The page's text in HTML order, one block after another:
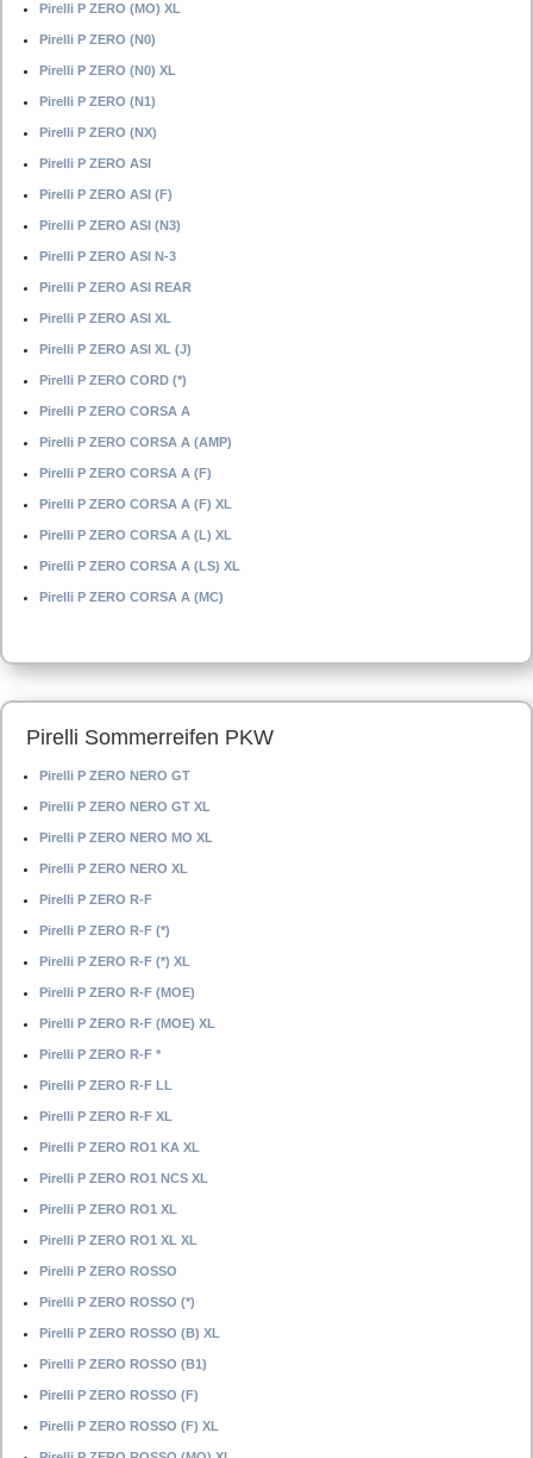
Pirelli P ZERO (MO) XL
Pirelli P ZERO (N0)
Pirelli P ZERO (N0) XL
Pirelli P ZERO (N1)
Pirelli P ZERO (NX)
Pirelli P ZERO ASI
Pirelli P ZERO ASI (F)
Pirelli P ZERO ASI (N3)
Pirelli P ZERO ASI N-3
Pirelli P ZERO ASI REAR
Pirelli P ZERO ASI XL
Pirelli P ZERO ASI XL (J)
Pirelli P ZERO CORD (*)
Pirelli P ZERO CORSA A
Pirelli P ZERO CORSA A (AMP)
Pirelli P ZERO CORSA A (F)
Pirelli P ZERO CORSA A (F) XL
Pirelli P ZERO CORSA A (L) XL
Pirelli P ZERO CORSA A (LS) XL
Pirelli P ZERO CORSA A (MC)
Pirelli Sommerreifen PKW
Pirelli P ZERO NERO GT
Pirelli P ZERO NERO GT XL
Pirelli P ZERO NERO MO XL
Pirelli P ZERO NERO XL
Pirelli P ZERO R-F
Pirelli P ZERO R-F (*)
Pirelli P ZERO R-F (*) XL
Pirelli P ZERO R-F (MOE)
Pirelli P ZERO R-F (MOE) XL
Pirelli P ZERO R-F *
Pirelli P ZERO R-F LL
Pirelli P ZERO R-F XL
Pirelli P ZERO RO1 KA XL
Pirelli P ZERO RO1 NCS XL
Pirelli P ZERO RO1 XL
Pirelli P ZERO RO1 XL XL
Pirelli P ZERO ROSSO
Pirelli P ZERO ROSSO (*)
Pirelli P ZERO ROSSO (B) XL
Pirelli P ZERO ROSSO (B1)
Pirelli P ZERO ROSSO (F)
Pirelli P ZERO ROSSO (F) XL